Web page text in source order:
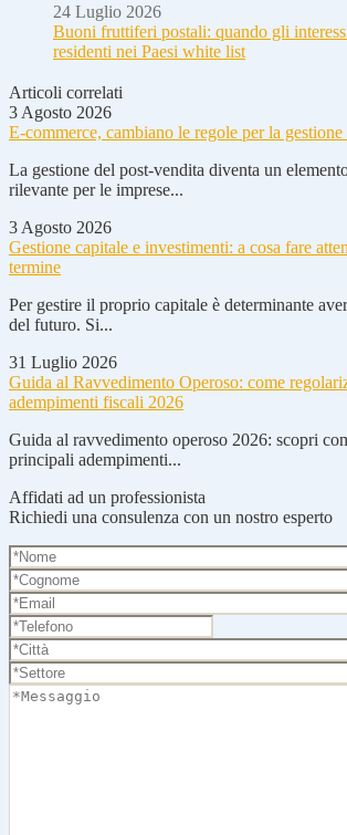
24 Luglio 2026
Buoni fruttiferi postali: quando gli
residenti nei Paesi white list
Articoli correlati
3 Agosto 2026
E-commerce, cambiano le regole per la
La gestione del post-vendita diventa un
rilevante per le imprese...
3 Agosto 2026
Gestione capitale e investimenti: a cosa fare
termine
Per gestire il proprio capitale è determinante
del futuro. Si...
31 Luglio 2026
Guida al Ravvedimento Operoso: come
adempimenti fiscali 2026
Guida al ravvedimento operoso 2026: scopri
principali adempimenti...
Affidati ad un professionista
Richiedi una consulenza con un nostro esperto